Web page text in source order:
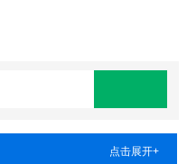
点击展开+